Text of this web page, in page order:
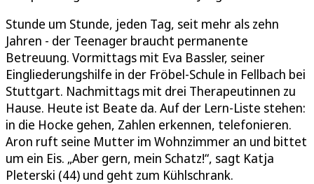
Stunde um Stunde, jeden Tag, seit mehr als zehn
Jahren - der Teenager braucht permanente
Betreuung. Vormittags mit Eva Bassler, seiner
Eingliederungshilfe in der Fröbel-Schule in Fellbach bei
Stuttgart. Nachmittags mit drei Therapeutinnen zu
Hause. Heute ist Beate da. Auf der Lern-Liste stehen:
in die Hocke gehen, Zahlen erkennen, telefonieren.
Aron ruft seine Mutter im Wohnzimmer an und bittet
um ein Eis. „Aber gern, mein Schatz!“, sagt Katja
Pleterski (44) und geht zum Kühlschrank.